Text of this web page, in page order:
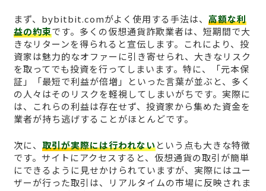
まず、bybitbit.comがよく使用する手法は、 高額な利
益の約束です。多くの仮想通貨詐欺業者は、短期間で大
きなリターンを得られると宣伝します。これにより、投
資家は魅力的なオファーに引き寄せられ、大きなリスク
を取ってでも投資を行ってしまいます。特に、「元本保
証」「最短で利益が倍増」といった言葉が並ぶと、多く
の人々はそのリスクを軽視してしまいがちです。実際に
は、これらの利益は存在せず、投資家から集めた資金を
業者が持ち逃げすることがほとんどです。
次に、 取引が実際には行われないという点も大きな特徴
です。サイトにアクセスすると、仮想通貨の取引が簡単
にできるように見せかけられていますが、実際にはユー
ザーが行った取引は、リアルタイムの市場に反映されま